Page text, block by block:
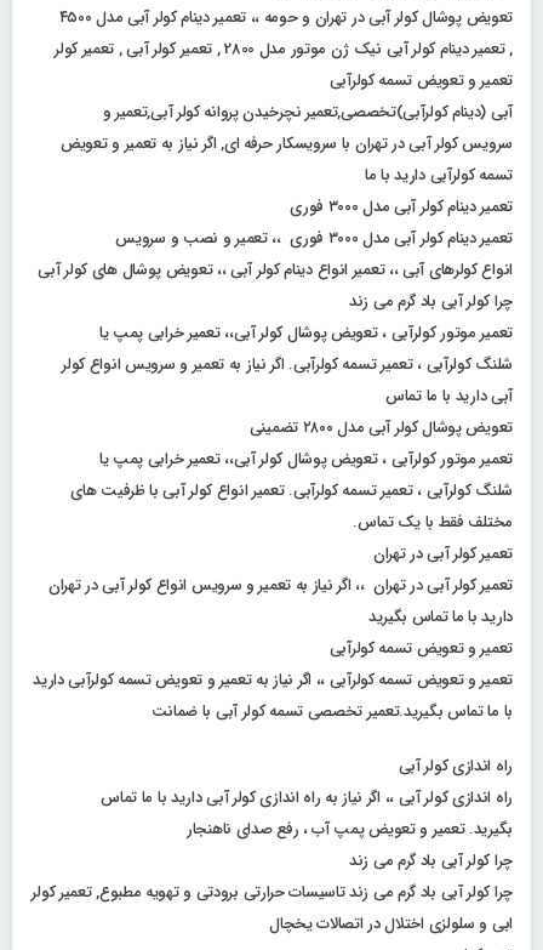
تعویض پوشال کولر آبی در تهران و حومه ،، تعمیر دینام کولر آبی مدل ۴۵۰۰
, تعمیر دینام کولر آبی نیک ژن موتور مدل 2800 , تعمیر کولر آبی , تعمیر کولر
تعمیر و تعویض تسمه کولرآبی
آبی (دینام کولرآبی)تخصصی,تعمیر نچرخیدن پروانه کولر آبی,تعمیر و
سرویس کولر آبی در تهران با سرویسکار حرفه ای, اگر نیاز به تعمیر و تعویض
تسمه کولرآبی دارید با ما
تعمیر دینام کولر آبی مدل ۳۰۰۰ فوری
تعمیر دینام کولر آبی مدل ۳۰۰۰ فوری ،، تعمیر و نصب و سرویس
انواع کولرهای آبی ،، تعمیر انواع دینام کولر آبی ،، تعویض پوشال های کولر آبی
چرا کولر آبی باد گرم می زند
تعمیر موتور کولرآبی ، تعویض پوشال کولر آبی،، تعمیر خرابی پمپ یا
شلنگ کولرآبی ، تعمیر تسمه کولرآبی. اگر نیاز به تعمیر و سرویس انواع کولر
آبی دارید با ما تماس
تعویض پوشال کولر آبی مدل ۲۸۰۰ تضمینی
تعمیر موتور کولرآبی ، تعویض پوشال کولر آبی،، تعمیر خرابی پمپ یا
شلنگ کولرآبی ، تعمیر تسمه کولرآبی. تعمیر انواع کولر آبی با ظرفیت های
مختلف فقط با یک تماس.
تعمیر کولر آبی در تهران
تعمیر کولر آبی در تهران ،، اگر نیاز به تعمیر و سرویس انواع کولر آبی در تهران
دارید با ما تماس بگیرید
تعمیر و تعویض تسمه کولرآبی
تعمیر و تعویض تسمه کولرآبی ،، اگر نیاز به تعمیر و تعویض تسمه کولرآبی دارید
با ما تماس بگیرید.تعمیر تخصصی تسمه کولر آبی با ضمانت
راه اندازی کولر آبی
راه اندازی کولر آبی ،، اگر نیاز به راه اندازی کولر آبی دارید با ما تماس
بگیرید. تعمیر و تعویض پمپ آب ، رفع صدای ناهنجار
چرا کولر آبی باد گرم می زند
چرا کولر آبی باد گرم می زند تاسیسات حرارتی برودتی و تهویه مطبوع, تعمیر کولر
ابی و سلولزی اختلال در اتصالات یخچال